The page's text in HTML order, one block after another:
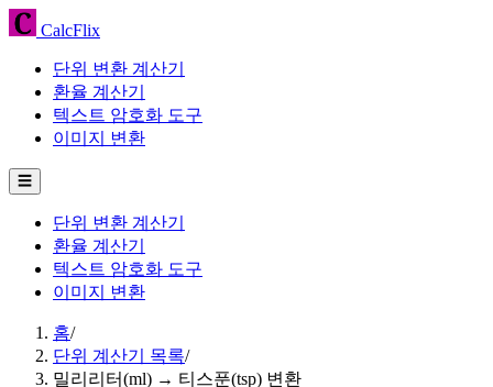
CalcFlix
단위 변환 계산기
환율 계산기
텍스트 암호화 도구
이미지 변환
☰
단위 변환 계산기
환율 계산기
텍스트 암호화 도구
이미지 변환
홈/
단위 계산기 목록/
밀리리터(ml) → 티스푼(tsp) 변환